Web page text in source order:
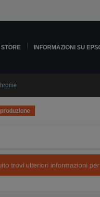
STORE INFORMAZIONI SU
trovi ulteriori informazioni per